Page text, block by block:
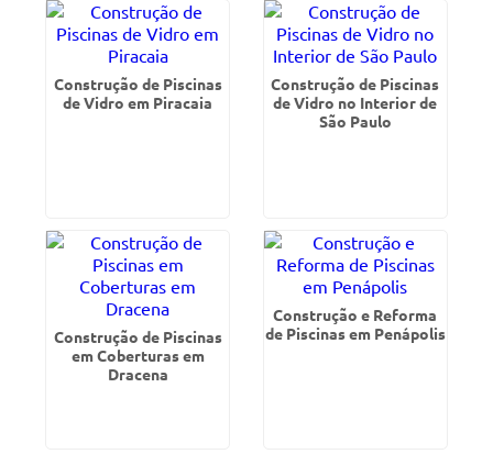
Construção de Piscinas
de Vidro em Piracaia
Construção de Piscinas
de Vidro no Interior de
São Paulo
Construção de Piscinas
em Coberturas em
Dracena
Construção e Reforma
de Piscinas em Penápolis